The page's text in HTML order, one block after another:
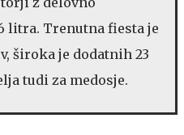
litra. Trenutna fiesta je
široka je dodatnih 23
tudi za medosje.